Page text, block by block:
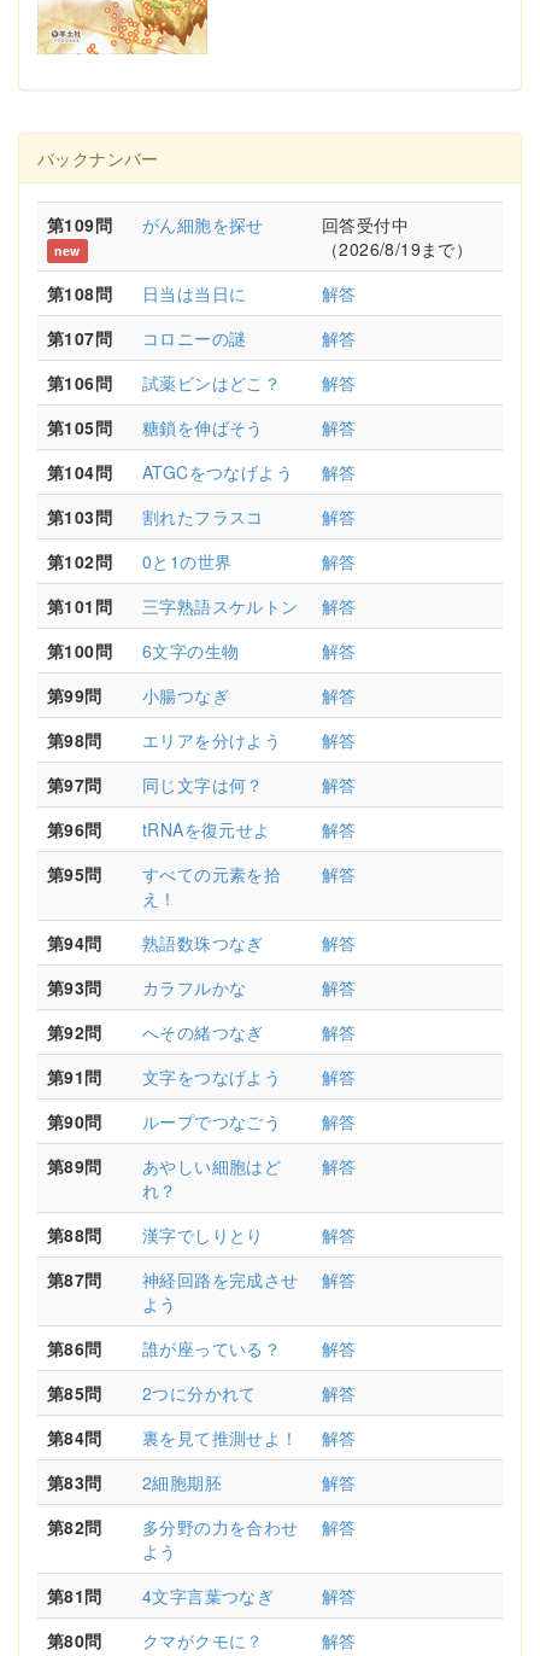
バックナンバー
第109問
new
がん細胞を探せ
回答受付中
（2026/8/19まで）
第108問
日当は当日に
解答
第107問
コロニーの謎
解答
第106問
試薬ビンはどこ？
解答
第105問
糖鎖を伸ばそう
解答
第104問
ATGCをつなげよう
解答
第103問
割れたフラスコ
解答
第102問
0と1の世界
解答
第101問
三字熟語スケルトン
解答
第100問
6文字の生物
解答
第99問
小腸つなぎ
解答
第98問
エリアを分けよう
解答
第97問
同じ文字は何？
解答
第96問
tRNAを復元せよ
解答
第95問
すべての元素を拾
え！
解答
第94問 熟語数珠つなぎ
解答
第93問
カラフルかな
解答
第92問
へその緒つなぎ
解答
第91問
文字をつなげよう
解答
第90問
ループでつなごう
解答
第89問
あやしい細胞はど
れ？
解答
第88問 漢字でしりとり
解答
第87問
神経回路を完成させ
よう
解答
第86問 誰が座っている？
解答
第85問
2つに分かれて
解答
第84問
裏を見て推測せよ！
解答
第83問
2細胞期胚
解答
第82問
多分野の力を合わせ
よう
解答
第81問 4文字言葉つなぎ
解答
第80問
クマがクモに？ 解答